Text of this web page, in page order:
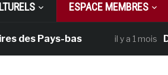
ESPACE MEMBRES
Pays-bas il y a 1 mois Dans